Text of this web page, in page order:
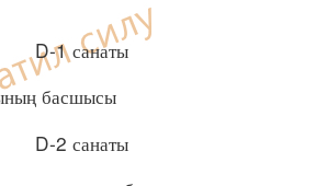
D-1 санаты
басшысы
D-2 санаты